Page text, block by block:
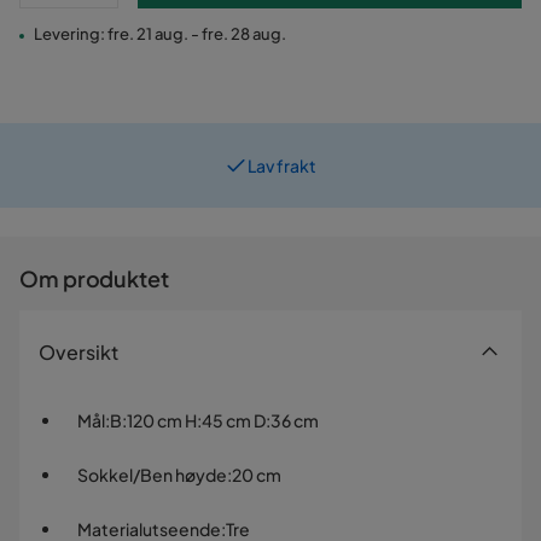
Levering: fre. 21 aug. - fre. 28 aug.
Om produktet
Oversikt
Mål:B:120 cm H:45 cm D:36 cm
Sokkel/Ben høyde:20 cm
Materialutseende:Tre